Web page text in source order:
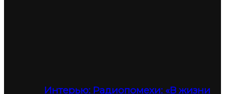
Интерью: Радиопомехи: «В жизни